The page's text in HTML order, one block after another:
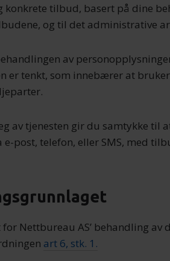
konkrete tilbud, basert på dine
og til det administrative
av
er tenkt, som innebærer at
av tjenesten gir du samtykke til
e-post, telefon, eller SMS, med
Nettbureau AS’ behandling
art 6, stk. 1.